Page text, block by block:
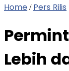
Home / Pers Rilis
Lebih